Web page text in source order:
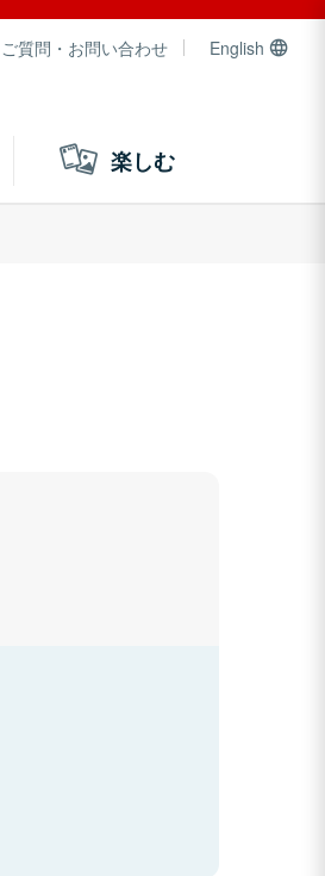
質問・お問い合わせ English
楽しむ